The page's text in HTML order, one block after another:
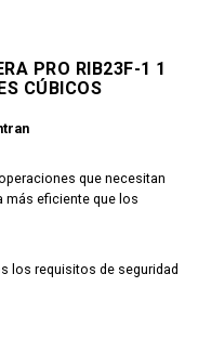
PRO RIB23F-1 1
CÚBICOS
que necesitan
más eficiente que los
los requisitos de seguridad